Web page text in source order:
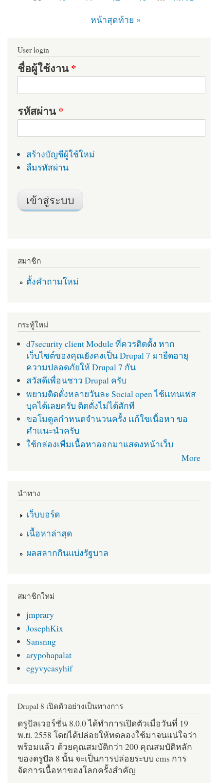
หน้าสุดท้าย »
User login
ชื่อผู้ใช้งาน*
รหัสผ่าน*
สร้างบัญชีผู้ใช้ใหม่
ลืมรหัสผ่าน
สมาชิก
ตั้งคำถามใหม่
กระทู้ใหม่
d7security client Module ที่ควรติดตั้ง หาก
เว็บไซต์ของคุณยังคงเป็น Drupal 7 มายืดอายุ
ความปลอดภัยให้ Drupal 7 กัน
สวัสดีเพื่อนชาว Drupal ครับ
พยามติดตั่งหลายวันละ Social open ไช้เเทนเฟส
บุคได้เลยครับ ติดตั่งไม่ได้สักที
ขอโมดูลกำหนดจำนวนครั้ง เเก้ใขเนื้อหา ขอ
คำเเนะนำครับ
ใช้กล่องเพื่มเนื้อหาออกมาแสดงหน้าเว็บ
More
นำทาง
เว็บบอร์ด
เนื้อหาล่าสุด
ผลสลากกินแบ่งรัฐบาล
สมาชิกใหม่
jmprary
JosephKix
Sansnng
arypohapalat
egyvycasyhif
Drupal 8 เปิดตัวอย่างเป็นทางการ
ดรูปัลเวอร์ชั่น 8.0.0 ได้ทำการเปิดตัวเมื่อวันที่ 19
พ.ย. 2558 โดยได้ปล่อยให้ทดลองใช้มาจนแน่ใจว่า
พร้อมแล้ว ด้วยคุณสมบัติกว่า 200 คุณสมบัติหลัก
ของดรูปัล 8 นั้น จะเป็นการปล่อยระบบ cms การ
จัดการเนื้อหาของโลกครั้งสำคัญ